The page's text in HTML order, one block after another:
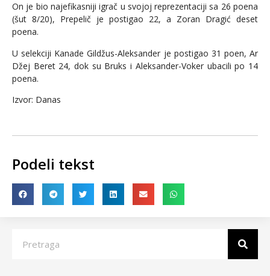
On je bio najefikasniji igrač u svojoj reprezentaciji sa 26 poena
(šut 8/20), Prepelič je postigao 22, a Zoran Dragić deset
poena.
U selekciji Kanade Gildžus-Aleksander je postigao 31 poen, Ar
Džej Beret 24, dok su Bruks i Aleksander-Voker ubacili po 14
poena.
Izvor: Danas
Podeli tekst